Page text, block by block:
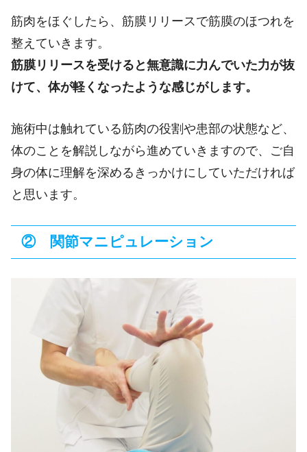
筋肉をほぐしたら、筋膜リリースで筋膜のほつれを
整えていきます。
筋膜リリースを受けると無意識に力んでいた力が抜
けて、体が軽くなったような感じがします。
施術中は触れている筋肉の役割や患部の状態など、
体のことを解説しながら進めていきますので、ご自
身の体に理解を深めるきっかけにしていただければ
と思います。
② 関節マニピュレーション